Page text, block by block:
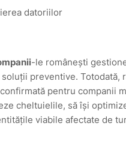
datoriilor
-le românești
preventive. Totodată,
pentru companii
cheltuielile, să își
viabile afectate de